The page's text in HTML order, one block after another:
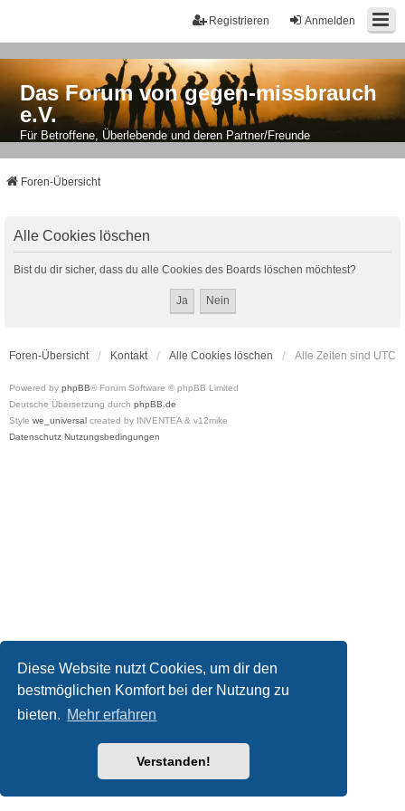
Diese Website nutzt Cookies, um dir den
bestmöglichen Komfort bei der Nutzung zu
bieten. Mehr erfahren
Verstanden!
Anmelden
Registrieren
Das Forum von gegen-missbrauch
e.V.
Für Betroffene, Überlebende und deren Partner/Freunde
Foren-Übersicht
Alle Cookies löschen
Bist du dir sicher, dass du alle Cookies des Boards löschen möchtest?
Foren-Übersicht Kontakt Alle Cookies löschen Alle Zeiten sind UTC
Powered by phpBB® Forum Software © phpBB Limited
Deutsche Übersetzung durch phpBB.de
Style we_universal created by INVENTEA & v12mike
Datenschutz Nutzungsbedingungen